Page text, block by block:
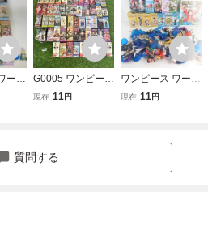
ール
フ
G0005 ワンピース
ワールドコレクタ
現在 11円
ワンピース ワール
ドコレクタブルフ
現在 11円
質問する